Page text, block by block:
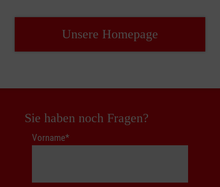
Unsere Home­page
Sie haben noch Fragen?
Form
Vorname*